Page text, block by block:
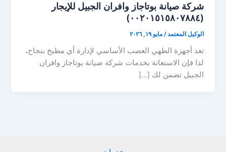
شركة صيانة بوتاجاز وافران الجبيل للإيجار
(٠٠٢٠١٥١٥٨٠٧٨٨٤)
الوكيل المعتمد/مايو ١٩, ٢٠٢٦
تعد أجهزة الطهي العصب الأساسي لإدارة أي مطبخ بنجاح،
لذا فإن الاستعانة بخدمات شركة صيانة بوتاجاز وافران
الجبيل تضمن لك […]